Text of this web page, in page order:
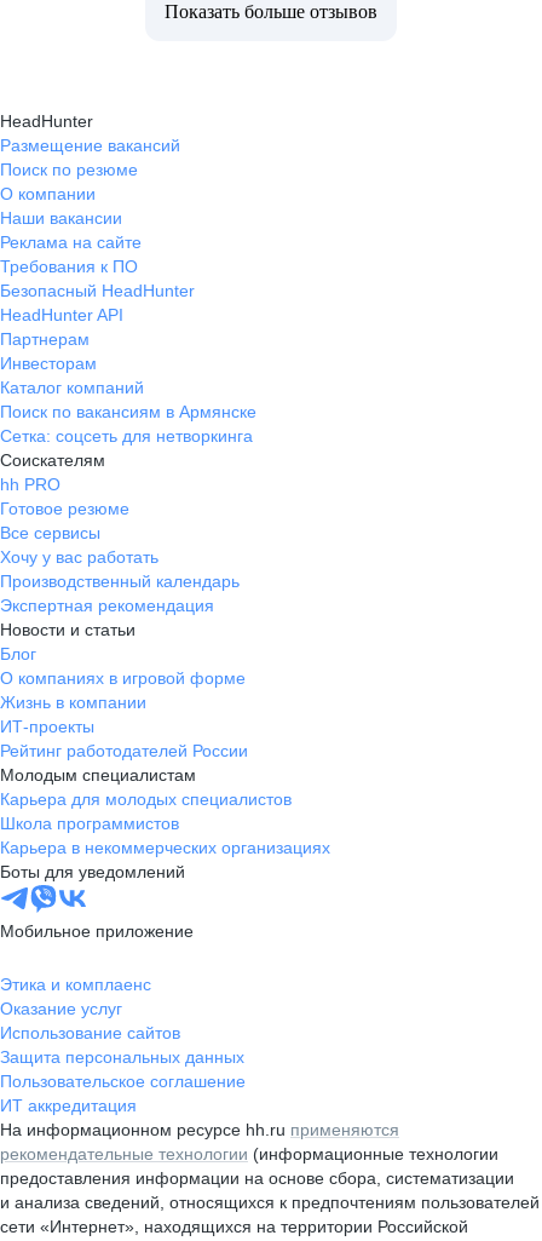
Показать больше отзывов
HeadHunter
Размещение вакансий
Поиск по резюме
О компании
Наши вакансии
Реклама на сайте
Требования к ПО
Безопасный HeadHunter
HeadHunter API
Партнерам
Инвесторам
Каталог компаний
Поиск по вакансиям в Армянске
Сетка: соцсеть для нетворкинга
Соискателям
hh PRO
Готовое резюме
Все сервисы
Хочу у вас работать
Производственный календарь
Экспертная рекомендация
Новости и статьи
Блог
О компаниях в игровой форме
Жизнь в компании
ИТ-проекты
Рейтинг работодателей России
Молодым специалистам
Карьера для молодых специалистов
Школа программистов
Карьера в некоммерческих организациях
Боты для уведомлений
Мобильное приложение
Этика и комплаенс
Оказание услуг
Использование сайтов
Защита персональных данных
Пользовательское соглашение
ИТ аккредитация
На информационном ресурсе hh.ru применяются
рекомендательные технологии (информационные технологии
предоставления информации на основе сбора, систематизации
и анализа сведений, относящихся к предпочтениям пользователей
сети «Интернет», находящихся на территории Российской